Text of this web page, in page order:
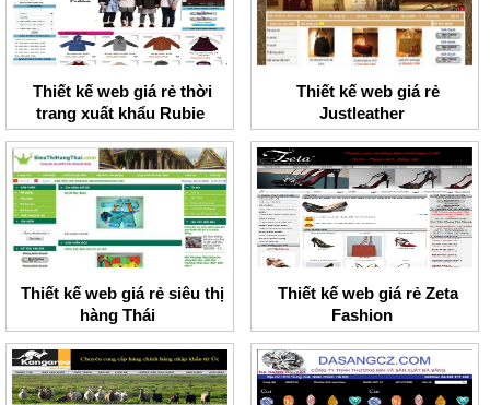
Thiết kế web giá rẻ thời
trang xuất khẩu Rubie
shop
Thiết kế web giá rẻ
Justleather
Thiết kế web giá rẻ siêu thị
hàng Thái
Thiết kế web giá rẻ Zeta
Fashion